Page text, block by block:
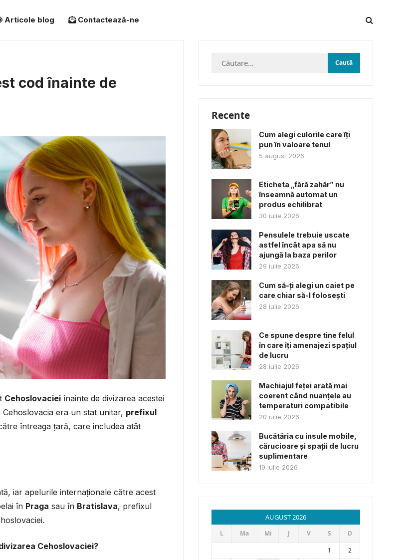
Articole blog Contactează-ne
cod înainte de
Cehoslovaciei înainte de divizarea acestei
era un stat unitar, prefixul
întreaga țară, care includea atât
iar apelurile internaționale către acest
în Praga sau în Bratislava, prefixul
Cehoslovaciei?
Caută
Recente
Cum alegi culorile care îți
pun în valoare tenul
5 august 2026
Eticheta „fără zahăr” nu
înseamnă automat un
produs echilibrat
30 iulie 2026
Pensulele trebuie uscate
astfel încât apa să nu
ajungă la baza perilor
29 iulie 2026
Cum să-ți alegi un caiet pe
care chiar să-l folosești
28 iulie 2026
Ce spune despre tine felul
în care îți amenajezi spațiul
de lucru
28 iulie 2026
Machiajul feței arată mai
coerent când nuanțele au
temperaturi compatibile
20 iulie 2026
Bucătăria cu insule mobile,
cărucioare și spații de lucru
suplimentare
19 iulie 2026
AUGUST 2026
L Ma Mi J V S
D
1
2